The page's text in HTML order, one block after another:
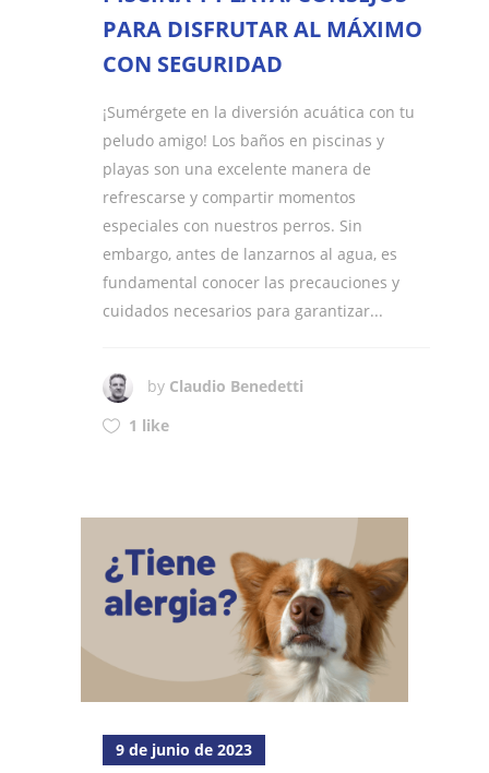
PARA DISFRUTAR AL MÁXIMO
CON SEGURIDAD
¡Sumérgete en la diversión acuática con tu
peludo amigo! Los baños en piscinas y
playas son una excelente manera de
refrescarse y compartir momentos
especiales con nuestros perros. Sin
embargo, antes de lanzarnos al agua, es
fundamental conocer las precauciones y
cuidados necesarios para garantizar...
by Claudio Benedetti
1 like
9 de junio de 2023